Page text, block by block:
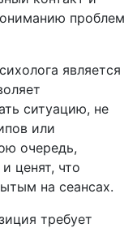
проблем
является
ситуацию, не
или
очередь,
ценят, что
на сеансах.
требует